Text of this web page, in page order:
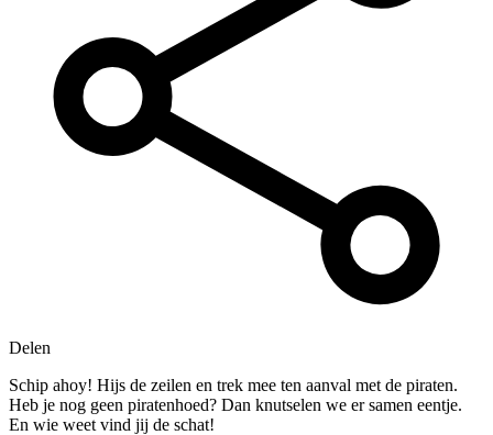
Delen
Schip ahoy! Hijs de zeilen en trek mee ten aanval met de piraten.
Heb je nog geen piratenhoed? Dan knutselen we er samen eentje.
En wie weet vind jij de schat!